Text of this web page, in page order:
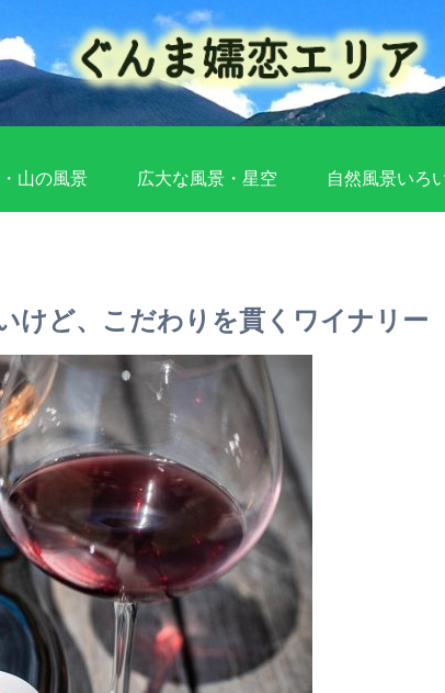
山の風景 広大な風景・星空 自然風景いろ
ど、こだわりを貫くワイナリー